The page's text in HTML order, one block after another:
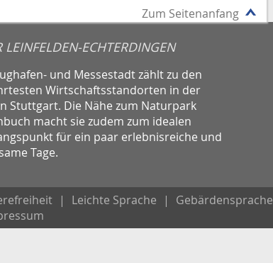
Zum Seitenanfang
LEINFELDEN-ECHTERDINGEN
und Messestadt zählt zu den
Wirtschaftsstandorten in der
Stuttgart. Die Nähe zum Naturpark
macht sie zudem zum idealen
für ein paar erlebnisreiche und
Tage.
| Leichte Sprache | Gebärdensprache